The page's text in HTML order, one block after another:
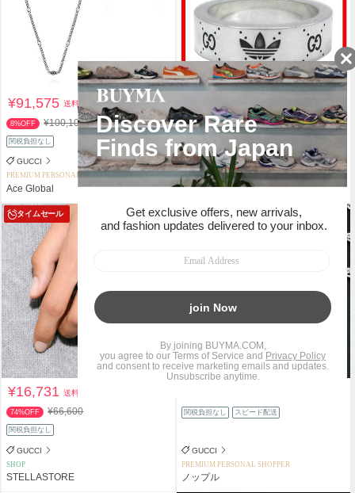
¥91,575送料込
8%OFF ¥100,100
関税負担なし
GUCCI
PREMIUM PERSONAL SHOPPER
Ace Global
¥41,790 送料込
5%OFF ¥44,000
関税負担なし
GUCCI
PREMIUM PERSONAL SHOPPER
JM Luxury
タイムセール
¥16,731送料込
74%OFF ¥66,600
関税負担なし
GUCCI
SHOP
STELLASTORE
関税負担なし スピード配送
GUCCI
PREMIUM PERSONAL SHOPPER
ノップル